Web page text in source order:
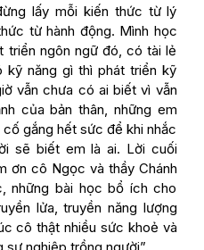
lấy mỗi kiến thức từ lý
từ hành động. Mình học
triển ngôn ngữ đó, có tài lẻ
năng gì thì phát triển kỹ
vẫn chưa có ai biết vì vẫn
của bản thân, những em
gắng hết sức để khi nhắc
sẽ biết em là ai. Lời cuối
ơn cô Ngọc và thầy Chánh
những bài học bổ ích cho
lửa, truyền năng lượng
cô thật nhiều sức khoẻ và